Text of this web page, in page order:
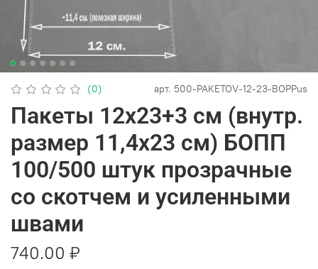
(0) арт. 500-PAKETOV-12-23-BOPPus
Пакеты 12х23+3 см (внутр.
размер 11,4х23 см) БОПП
100/500 штук прозрачные
со скотчем и усиленными
швами
740.00 ₽